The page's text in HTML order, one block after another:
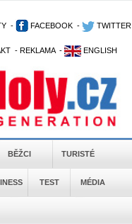
- FACEBOOK - TWITTER
- REKLAMA - ENGLISH
BĚŽCI TURISTÉ
TEST MÉDIA